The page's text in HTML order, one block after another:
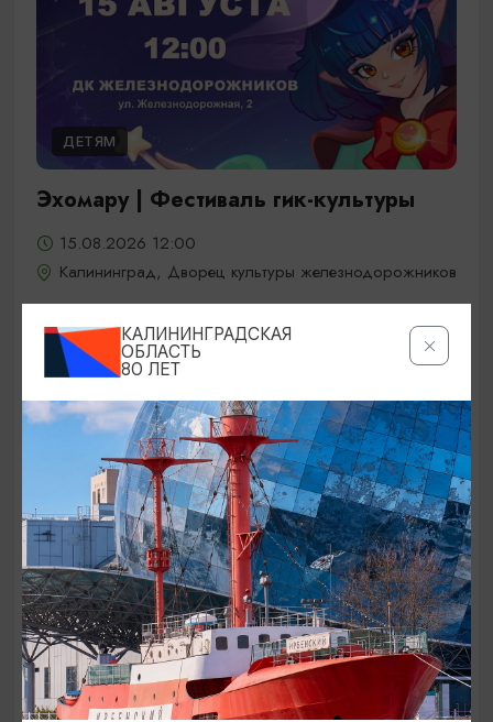
ДЕТЯМ
Эхомару | Фестиваль гик-культуры
15.08.2026 12:00
Калининград, Дворец культуры железнодорожников
ОТ 5000₽
КОНЦЕРТЫ
Jony / Джони
15.08.2026 19:00
КАЛИНИНГРАДСКАЯ
ОБЛАСТЬ
80 ЛЕТ